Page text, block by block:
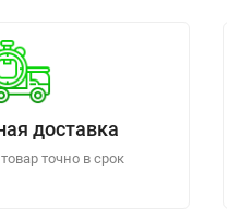
доставка
точно в срок